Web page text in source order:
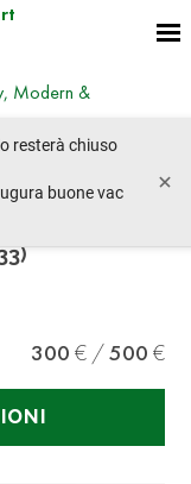
resterà chiuso
buone vac
×
Modern &
prossimo
300 500